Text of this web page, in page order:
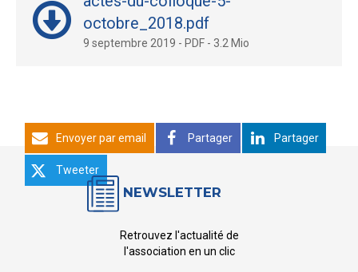
octobre_2018.pdf
9 septembre 2019 -PDF - 3.2 Mio
Envoyer par email Partager Partager
Tweeter
NEWSLETTER
Retrouvez l'actualité de
l'association en un clic